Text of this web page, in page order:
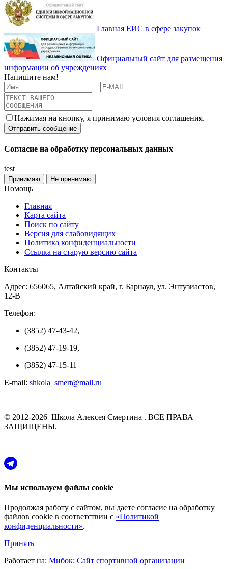
Главная ЕИС в сфере закупок
Официальный сайт для размещения
информации об учреждениях
Напишите нам!
Нажимая на кнопку, я принимаю условия соглашения.
Согласие на обработку персональных данных
test
Принимаю Не принимаю
Помощь
Главная
Карта сайта
Поиск по сайту
Версия для слабовидящих
Политика конфиденциальности
Ссылка на старую версию сайта
Контакты
Адрес: 656065, Алтайский край, г. Барнаул, ул. Энтузиастов,
12-В
Телефон:
(3852) 47-43-42,
(3852) 47-19-19,
(3852) 47-15-11
E-mail: shkola_smert@mail.ru
© 2012-2026 Школа Алексея Смертина . ВСЕ ПРАВА
ЗАЩИЩЕНЫ.
Мы используем файлы cookie
Продолжая работу с сайтом, вы даете согласие на обработку
файлов cookie в соответствии с «Политикой
конфиденциальности».
Принять
Работает на: Мибок: Сайт спортивной организации